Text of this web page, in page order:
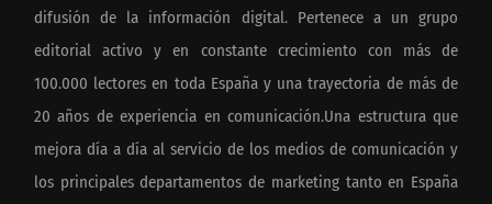
difusión de la información digital. Pertenece a un grupo
editorial activo y en constante crecimiento con más de
100.000 lectores en toda España y una trayectoria de más de
20 años de experiencia en comunicación.Una estructura que
mejora día a día al servicio de los medios de comunicación y
los principales departamentos de marketing tanto en España